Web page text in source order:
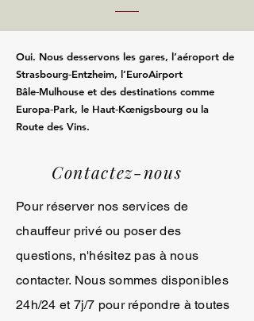
Oui. Nous desservons les gares, l’aéroport de
Strasbourg‑Entzheim, l’EuroAirport
Bâle‑Mulhouse et des destinations comme
Europa‑Park, le Haut‑Kœnigsbourg ou la
Route des Vins.
Contactez-nous
Pour réserver nos services de
chauffeur privé ou poser des
questions, n'hésitez pas à nous
contacter. Nous sommes disponibles
24h/24 et 7j/7 pour répondre à toutes